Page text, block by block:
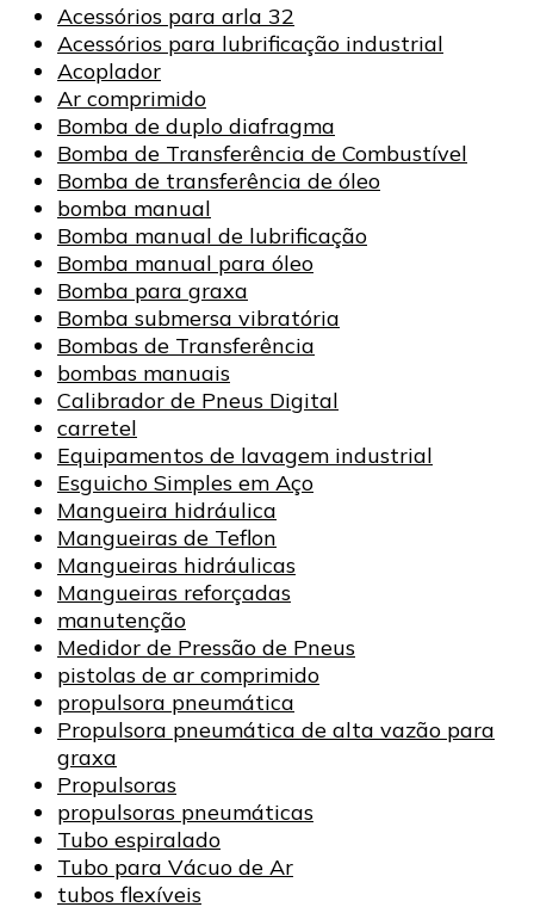
Acessórios para arla 32
Acessórios para lubrificação industrial
Acoplador
Ar comprimido
Bomba de duplo diafragma
Bomba de Transferência de Combustível
Bomba de transferência de óleo
bomba manual
Bomba manual de lubrificação
Bomba manual para óleo
Bomba para graxa
Bomba submersa vibratória
Bombas de Transferência
bombas manuais
Calibrador de Pneus Digital
carretel
Equipamentos de lavagem industrial
Esguicho Simples em Aço
Mangueira hidráulica
Mangueiras de Teflon
Mangueiras hidráulicas
Mangueiras reforçadas
manutenção
Medidor de Pressão de Pneus
pistolas de ar comprimido
propulsora pneumática
Propulsora pneumática de alta vazão para
graxa
Propulsoras
propulsoras pneumáticas
Tubo espiralado
Tubo para Vácuo de Ar
tubos flexíveis